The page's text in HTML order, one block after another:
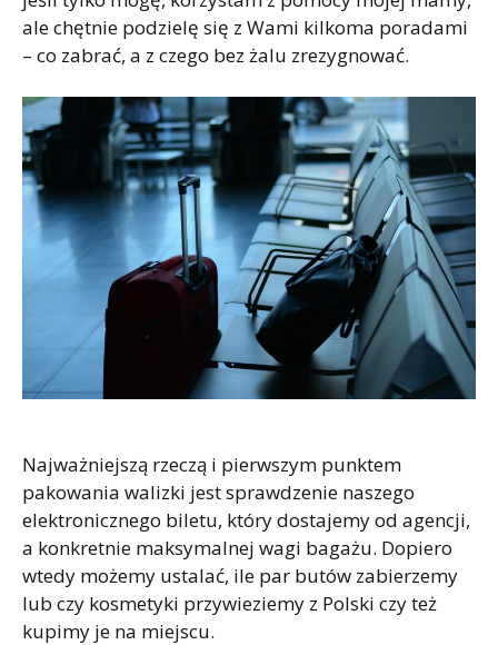
ale chętnie podzielę się z Wami kilkoma poradami
– co zabrać, a z czego bez żalu zrezygnować.
Najważniejszą rzeczą i pierwszym punktem
pakowania walizki jest sprawdzenie naszego
elektronicznego biletu, który dostajemy od agencji,
a konkretnie maksymalnej wagi bagażu. Dopiero
wtedy możemy ustalać, ile par butów zabierzemy
lub czy kosmetyki przywieziemy z Polski czy też
kupimy je na miejscu.